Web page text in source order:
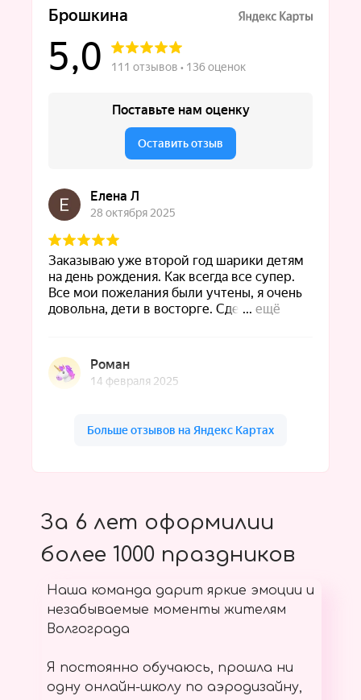
За 6 лет оформилии
более 1000 праздников
Наша команда дарит яркие эмоции и
незабываемые моменты жителям
Волгограда
Я постоянно обучаюсь, прошла ни
одну онлайн-школу по аэродизайну,